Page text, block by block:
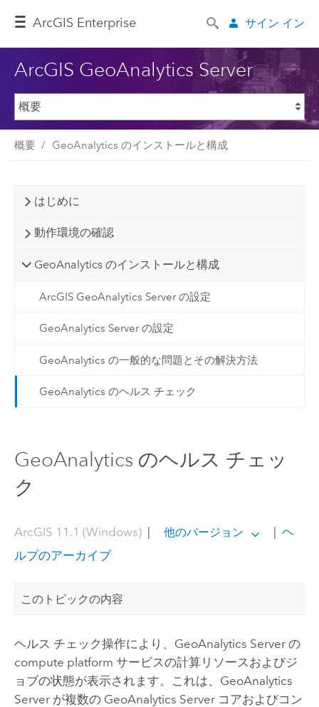
ArcGIS Enterprise サイン イン
ArcGIS GeoAnalytics Server
概要 GeoAnalytics のインストールと構成
はじめに
動作環境の確認
GeoAnalytics のインストールと構成
ArcGIS GeoAnalytics Server の設定
GeoAnalytics Server の設定
GeoAnalytics の一般的な問題とその解決方法
GeoAnalytics のヘルス チェック
GeoAnalytics のヘルス チェッ
ク
ArcGIS 11.1 (Windows)| 他のバージョン
ヘ
ルプのアーカイブ
このトピックの内容
ヘルス チェック操作により、 GeoAnalytics Serverの
compute platform サービスの計算リソースおよびジ
ョブの状態が表示されます。これは、 GeoAnalytics
Serverが複数の GeoAnalytics Serverコアおよびコン